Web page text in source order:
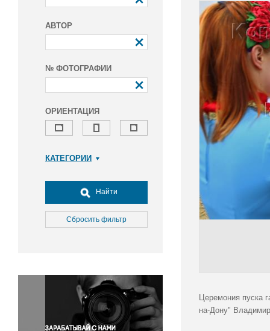
АВТОР
№ ФОТОГРАФИИ
ОРИЕНТАЦИЯ
КАТЕГОРИИ
Досуг, туризм и отдых
Культура
Медицина
Окружающая среда
Политика
Правосудие
Происшествия и конфликты
Найти
Сбросить фильтр
Церемония пуска
на-Дону" Владимир